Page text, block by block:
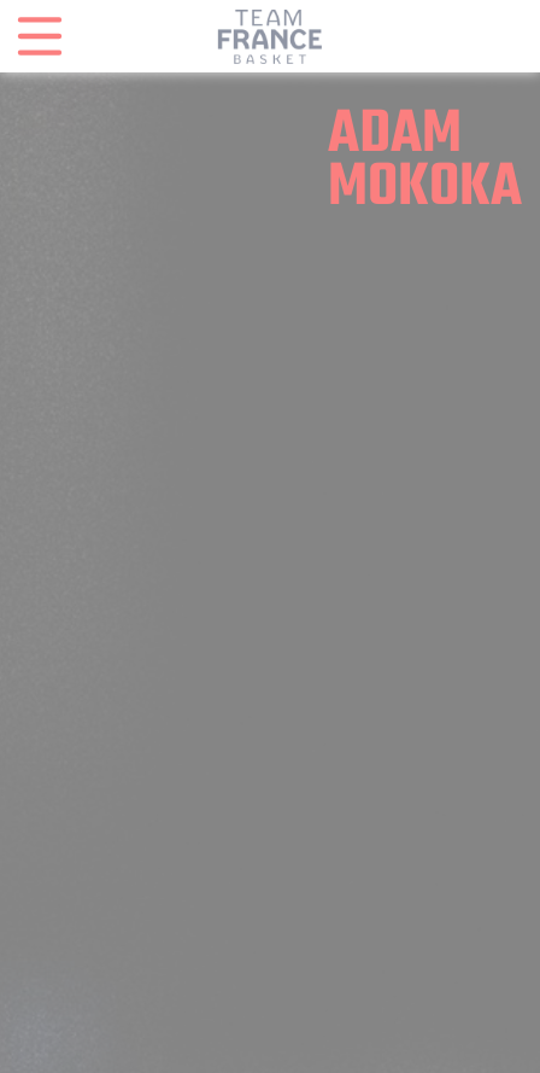
ADAM
MOKOKA
Panneau de gestion des cookies